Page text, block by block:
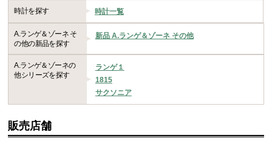
時計を探す 時計一覧
A.ランゲ＆ゾーネ そ
の他の新品を探す
新品 A.ランゲ＆ゾーネ その他
A.ランゲ＆ゾーネの
他シリーズを探す
ランゲ１
1815
サクソニア
販売店舗